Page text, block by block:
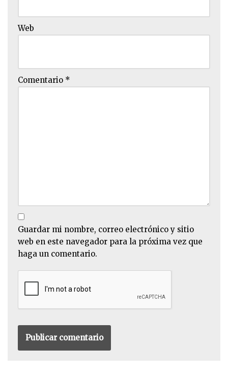
Web
Comentario *
Guardar mi nombre, correo electrónico y sitio
web en este navegador para la próxima vez que
haga un comentario.